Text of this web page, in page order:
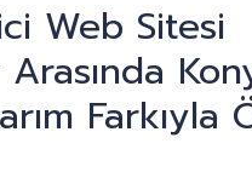
Web Sitesi
Farkıyla